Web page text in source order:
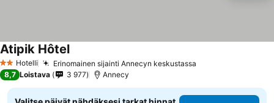
2 Tähtiluokitus
Hotelli Erinomainen sijainti Annecyn keskustassa
Atipik HôtelKatso hinnat
8,7 Loistava 3 977 Annecy